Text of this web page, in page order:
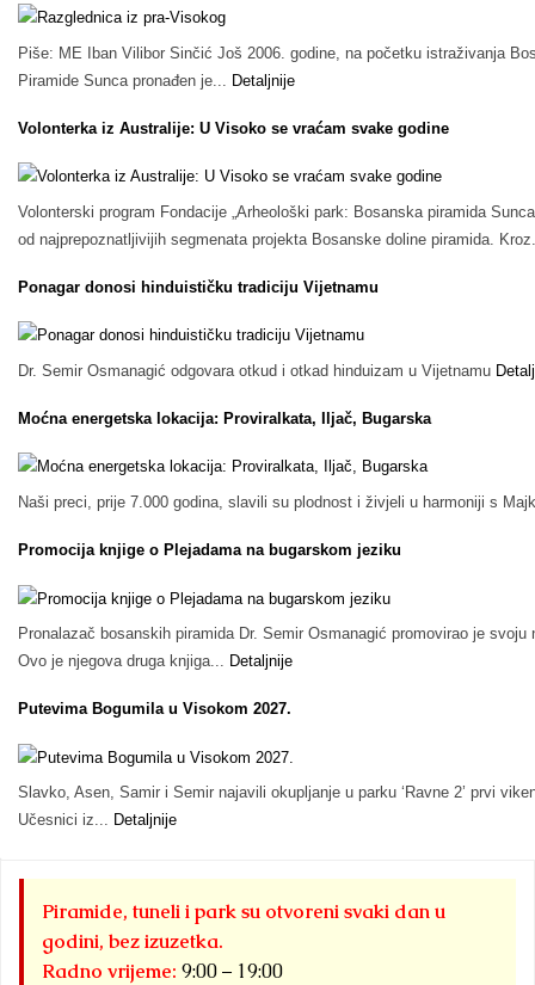
Piše: ME Iban Vilibor Sinčić Još 2006. godine, na početku istraživanja
Piramide Sunca pronađen je...
Detaljnije
Volonterka iz Australije: U Visoko se vraćam svake godine
Volonterski program Fondacije „Arheološki park: Bosanska piramida
od najprepoznatljivijih segmenata projekta Bosanske doline piramida.
Ponagar donosi hinduističku tradiciju Vijetnamu
Dr. Semir Osmanagić odgovara otkud i otkad hinduizam u Vijetnamu
Moćna energetska lokacija: Proviralkata, Iljač, Bugarska
Naši preci, prije 7.000 godina, slavili su plodnost i živjeli u harmoniji s
Promocija knjige o Plejadama na bugarskom jeziku
Pronalazač bosanskih piramida Dr. Semir Osmanagić promovirao je
Ovo je njegova druga knjiga... Detaljnije
Putevima Bogumila u Visokom 2027.
Slavko, Asen, Samir i Semir najavili okupljanje u parku ‘Ravne 2’ prvi
Učesnici iz... Detaljnije
Piramide, tuneli i park su otvoreni svaki dan u
godini, bez izuzetka.
Radno vrijeme: 9:00 – 19:00